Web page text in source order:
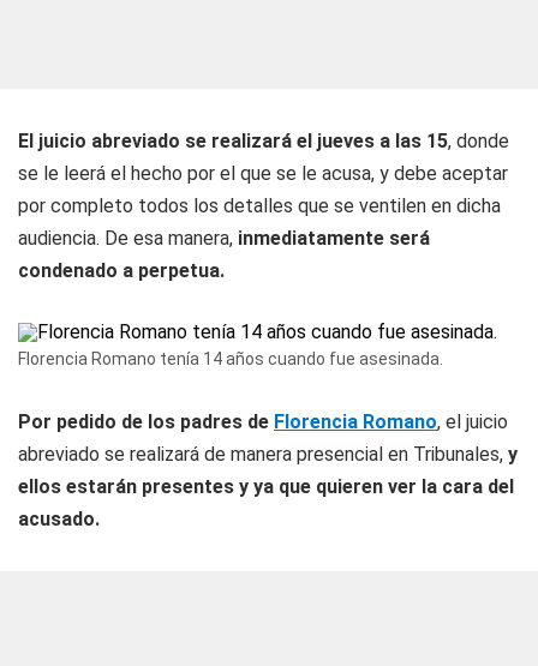
El juicio abreviado se realizará el jueves a las 15, donde
se le leerá el hecho por el que se le acusa, y debe aceptar
por completo todos los detalles que se ventilen en dicha
audiencia. De esa manera, inmediatamente será
condenado a perpetua.
Florencia Romano tenía 14 años cuando fue asesinada.
Por pedido de los padres de Florencia Romano, el juicio
abreviado se realizará de manera presencial en Tribunales, y
ellos estarán presentes y ya que quieren ver la cara del
acusado.